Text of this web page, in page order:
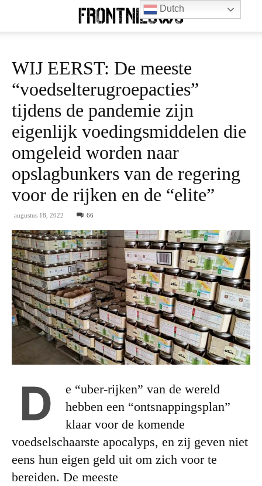
WIJ EERST: De meeste
“voedselterugroepacties”
tijdens de pandemie zijn
eigenlijk voedingsmiddelen die
omgeleid worden naar
opslagbunkers van de regering
voor de rijken en de “elite”
augustus 18, 2022 66
D
e “uber-rijken” van de wereld
hebben een “ontsnappingsplan”
klaar voor de komende
voedselschaarste apocalyps, en zij geven niet
eens hun eigen geld uit om zich voor te
bereiden. De meeste
Dutch